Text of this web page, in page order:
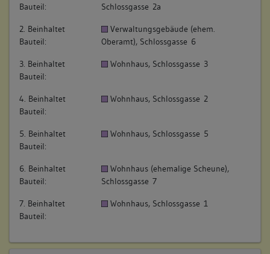
Bauteil:
Schlossgasse 2a
2. Beinhaltet
Bauteil:
Verwaltungsgebäude (ehem.
Oberamt), Schlossgasse 6
3. Beinhaltet
Bauteil:
Wohnhaus, Schlossgasse 3
4. Beinhaltet
Bauteil:
Wohnhaus, Schlossgasse 2
5. Beinhaltet
Bauteil:
Wohnhaus, Schlossgasse 5
6. Beinhaltet
Bauteil:
Wohnhaus (ehemalige Scheune),
Schlossgasse 7
7. Beinhaltet
Bauteil:
Wohnhaus, Schlossgasse 1